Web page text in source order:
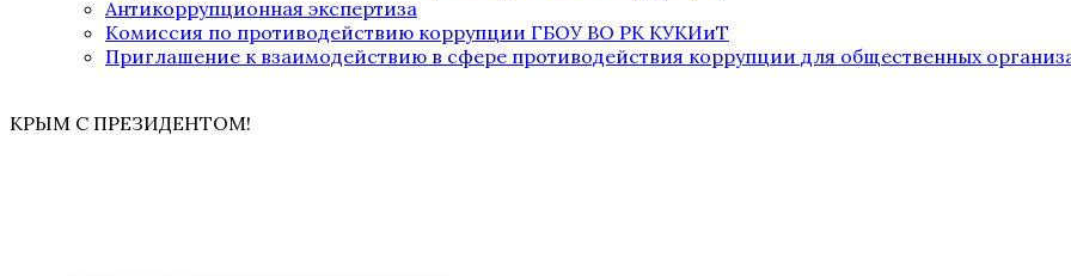
Антикоррупционная экспертиза
Комиссия по противодействию коррупции ГБОУ ВО РК КУКИиТ
Приглашение к взаимодействию в сфере противодействия коррупции для общественных
КРЫМ С ПРЕЗИДЕНТОМ!